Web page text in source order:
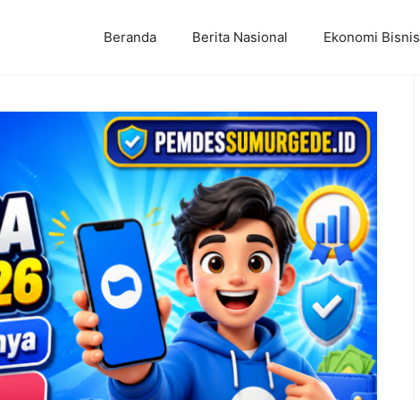
Beranda Berita Nasional Ekonomi Bisnis